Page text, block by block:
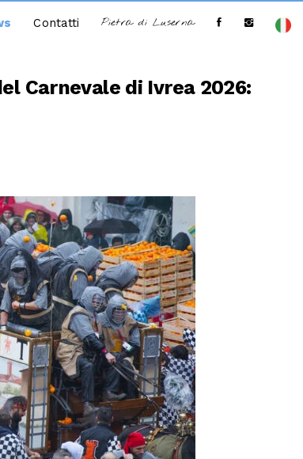
Contatti Pietra di Luserna
Carnevale di Ivrea 2026: